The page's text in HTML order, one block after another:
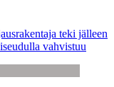
teki jälleen
vahvistuu